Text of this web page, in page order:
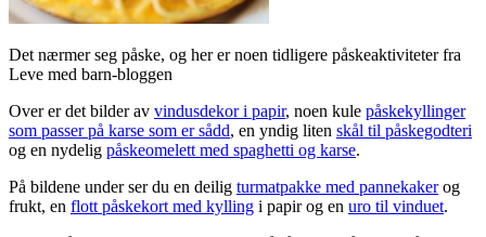
Det nærmer seg påske, og her er noen tidligere påskeaktiviteter fra
Leve med barn-bloggen
Over er det bilder av vindusdekor i papir, noen kule påskekyllinger
som passer på karse som er sådd, en yndig liten skål til påskegodteri
og en nydelig påskeomelett med spaghetti og karse.
På bildene under ser du en deilig turmatpakke med pannekakerog
frukt, en flott påskekort med kylling i papir og en uro til vinduet.